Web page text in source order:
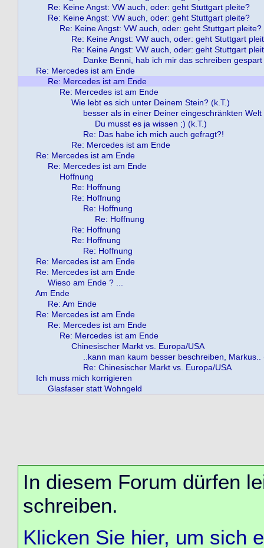
Re: Keine Angst: VW auch, oder: geht Stuttgart pleite?
Re: Keine Angst: VW auch, oder: geht Stuttgart pleite?
Re: Keine Angst: VW auch, oder: geht Stuttgart pleite?
Re: Keine Angst: VW auch, oder: geht Stuttgart
Re: Keine Angst: VW auch, oder: geht Stuttgart
Danke Benni, hab ich mir das schreiben gespart
Re: Mercedes ist am Ende
Re: Mercedes ist am Ende
Re: Mercedes ist am Ende
Wie lebt es sich unter Deinem Stein? (k.T.)
besser als in einer Deiner eingeschränkten Welt
Du musst es ja wissen ;) (k.T.)
Re: Das habe ich mich auch gefragt?!
Re: Mercedes ist am Ende
Re: Mercedes ist am Ende
Re: Mercedes ist am Ende
Hoffnung
Re: Hoffnung
Re: Hoffnung
Re: Hoffnung
Re: Hoffnung
Re: Hoffnung
Re: Hoffnung
Re: Hoffnung
Re: Mercedes ist am Ende
Re: Mercedes ist am Ende
Wieso am Ende ? ...
Am Ende
Re: Am Ende
Re: Mercedes ist am Ende
Re: Mercedes ist am Ende
Re: Mercedes ist am Ende
Chinesischer Markt vs. Europa/USA
..kann man kaum besser beschreiben, Markus..
Re: Chinesischer Markt vs. Europa/USA
Ich muss mich korrigieren
Glasfaser statt Wohngeld
In diesem Forum dürfen
schreiben.
Klicken Sie hier, um sich